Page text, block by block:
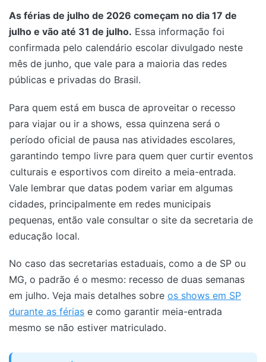
As férias de julho de 2026 começam no dia 17 de
julho e vão até 31 de julho. Essa informação foi
confirmada pelo calendário escolar divulgado neste
mês de junho, que vale para a maioria das redes
públicas e privadas do Brasil.
Para quem está em busca de aproveitar o recesso
para viajar ou ir a shows, essa quinzena será o
período oficial de pausa nas atividades escolares,
garantindo tempo livre para quem quer curtir eventos
culturais e esportivos com direito a meia-entrada.
Vale lembrar que datas podem variar em algumas
cidades, principalmente em redes municipais
pequenas, então vale consultar o site da secretaria de
educação local.
No caso das secretarias estaduais, como a de SP ou
MG, o padrão é o mesmo: recesso de duas semanas
em julho. Veja mais detalhes sobre os shows em SP
durante as férias e como garantir meia-entrada
mesmo se não estiver matriculado.